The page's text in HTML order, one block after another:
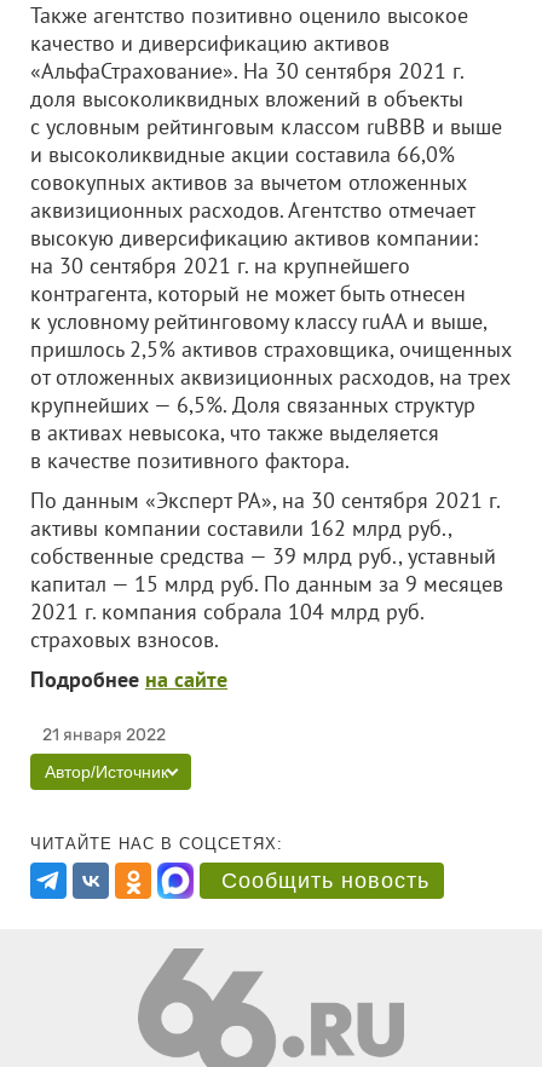
Также агентство позитивно оценило высокое
качество и диверсификацию активов
«АльфаСтрахование». На 30 сентября 2021 г.
доля высоколиквидных вложений в объекты
с условным рейтинговым классом ruВВВ и выше
и высоколиквидные акции составила 66,0%
совокупных активов за вычетом отложенных
аквизиционных расходов. Агентство отмечает
высокую диверсификацию активов компании:
на 30 сентября 2021 г. на крупнейшего
контрагента, который не может быть отнесен
к условному рейтинговому классу ruAA и выше,
пришлось 2,5% активов страховщика, очищенных
от отложенных аквизиционных расходов, на трех
крупнейших — 6,5%. Доля связанных структур
в активах невысока, что также выделяется
в качестве позитивного фактора.
По данным «Эксперт РА», на 30 сентября 2021 г.
активы компании составили 162 млрд руб.,
собственные средства — 39 млрд руб., уставный
капитал — 15 млрд руб. По данным за 9 месяцев
2021 г. компания собрала 104 млрд руб.
страховых взносов.
Подробнее на сайте
21 января 2022
Автор/Источник
ЧИТАЙТЕ НАС В СОЦСЕТЯХ:
Сообщить новость